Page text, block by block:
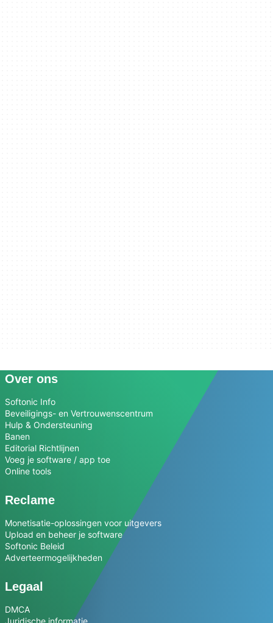
Over ons
Softonic Info
Beveiligings- en Vertrouwenscentrum
Hulp & Ondersteuning
Banen
Editorial Richtlijnen
Voeg je software / app toe
Online tools
Reclame
Monetisatie-oplossingen voor uitgevers
Upload en beheer je software
Softonic Beleid
Adverteermogelijkheden
Legaal
DMCA
Juridische informatie